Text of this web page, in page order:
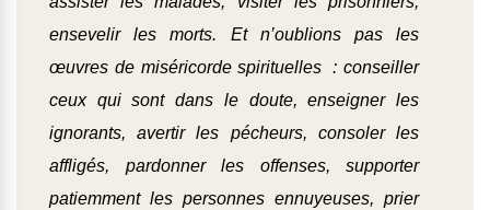
ensevelir les morts. Et n’oublions pas les
œuvres de miséricorde spirituelles : conseiller
ceux qui sont dans le doute, enseigner les
ignorants, avertir les pécheurs, consoler les
affligés, pardonner les offenses, supporter
patiemment les personnes ennuyeuses, prier